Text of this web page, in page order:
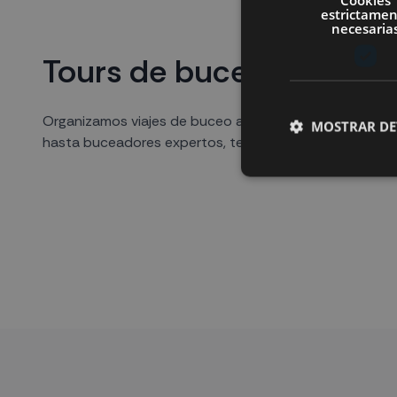
Tours de buceo para
Organizamos viajes de buceo a los destinos más
hasta buceadores expertos, tenemos el viaje perfecto
MOSTRAR